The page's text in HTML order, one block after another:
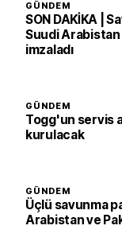
GÜNDEM
SON DAKİKA |
Suudi Arabistan
imzaladı
GÜNDEM
Togg'un servis
kurulacak
GÜNDEM
Üçlü savunma
Arabistan ve